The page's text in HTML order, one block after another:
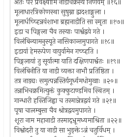
मूलाधारत्रिकोणस्था सुषुम्ना द्वादशाङ्गुला ।
मूलार्धच्च्हिन्नवंशाभा ब्रह्मनाडीति सा स्मृता ॥१७॥
इडा च पिङ्गला चैव तस्याः पार्श्वद्वये गते ।
विलंबिन्यामनुस्यूते नासिकान्तमुपागते ॥१८॥
इडायां हेमरूपेण वायुर्वामेन गच्च्हति ।
पिङ्गलायां तु सूर्यात्मा याति दक्षिणपार्श्वतः ॥१९॥
विलंबिनीति या नाडी व्यक्ता नाभौ प्रतिष्ठिता ।
तत्र नाड्यः समुत्पन्नस्तिर्यगूर्ध्वमधोमुखाः ॥२०॥
तन्नाभिचक्रमित्युक्तं कुक्कुटाण्डमिव स्थितम् ।
गान्धारी हस्तिजिह्वा च तस्मान्नेत्रद्वयं गते ॥२१॥
पूषा चालम्बुसा चैव श्रोत्रद्वयमुपागते ।
शूरा नाम महानाडी तस्माद्भ्रूमध्यमाश्रिता ॥२२॥
विश्वोदरी तु या नाडी सा भुङ्क्तेऽन्नं चतुर्विधम् ।